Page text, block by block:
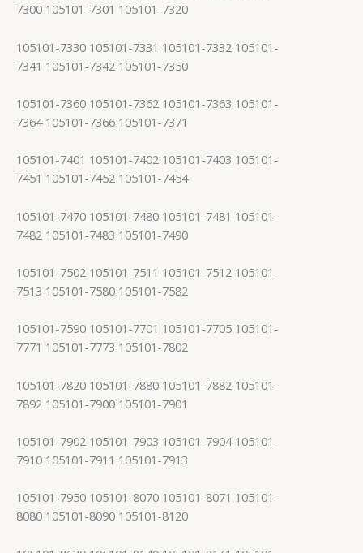
7300 105101-7301 105101-7320
105101-7330 105101-7331 105101-7332 105101-
7341 105101-7342 105101-7350
105101-7360 105101-7362 105101-7363 105101-
7364 105101-7366 105101-7371
105101-7401 105101-7402 105101-7403 105101-
7451 105101-7452 105101-7454
105101-7470 105101-7480 105101-7481 105101-
7482 105101-7483 105101-7490
105101-7502 105101-7511 105101-7512 105101-
7513 105101-7580 105101-7582
105101-7590 105101-7701 105101-7705 105101-
7771 105101-7773 105101-7802
105101-7820 105101-7880 105101-7882 105101-
7892 105101-7900 105101-7901
105101-7902 105101-7903 105101-7904 105101-
7910 105101-7911 105101-7913
105101-7950 105101-8070 105101-8071 105101-
8080 105101-8090 105101-8120